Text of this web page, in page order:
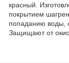
красный.
покрытием
попаданию воды,
Защищают от